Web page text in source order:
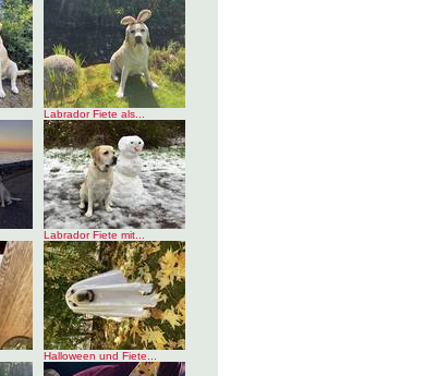
Labrador Fiete als...
Labrador Fiete mit...
Halloween und Fiete...